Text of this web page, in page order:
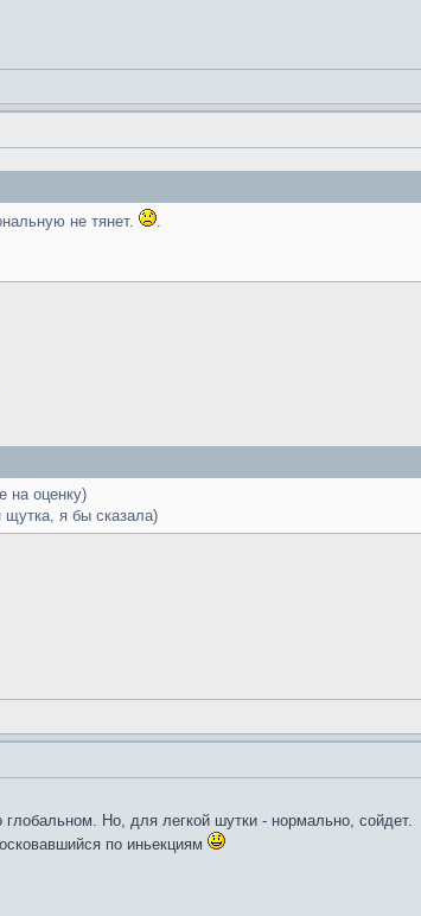
не тянет.
.
на оценку)
щутка, я бы сказала)
Но, для легкой шутки - нормально, сойдет.
по иньекциям